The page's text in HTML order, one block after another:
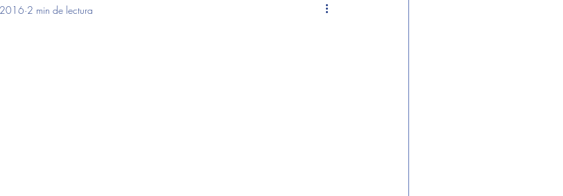
donde salir Las rutas AVC
2 min de lectura